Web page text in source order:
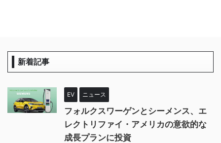
新着記事
EV ニュース
フォルクスワーゲンとシーメンス、エ
レクトリファイ・アメリカの意欲的な
成長プランに投資